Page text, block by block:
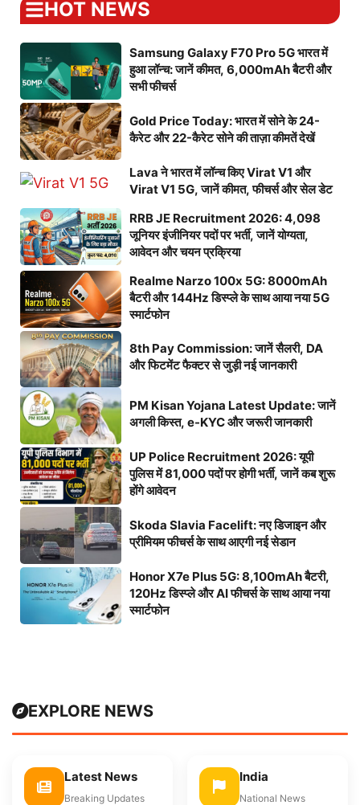
HOT NEWS
Samsung Galaxy F70 Pro 5G भारत में
हुआ लॉन्च: जानें कीमत, 6,000mAh बैटरी और
सभी फीचर्स
Gold Price Today: भारत में सोने के 24-
कैरेट और 22-कैरेट सोने की ताज़ा कीमतें देखें
Lava ने भारत में लॉन्च किए Virat V1 और
Virat V1 5G, जानें कीमत, फीचर्स और सेल डेट
RRB JE Recruitment 2026: 4,098
जूनियर इंजीनियर पदों पर भर्ती, जानें योग्यता,
आवेदन और चयन प्रक्रिया
Realme Narzo 100x 5G: 8000mAh
बैटरी और 144Hz डिस्प्ले के साथ आया नया 5G
स्मार्टफोन
8th Pay Commission: जानें सैलरी, DA
और फिटमेंट फैक्टर से जुड़ी नई जानकारी
PM Kisan Yojana Latest Update: जानें
अगली किस्त, e-KYC और जरूरी जानकारी
UP Police Recruitment 2026: यूपी
पुलिस में 81,000 पदों पर होगी भर्ती, जानें कब शुरू
होंगे आवेदन
Skoda Slavia Facelift: नए डिजाइन और
प्रीमियम फीचर्स के साथ आएगी नई सेडान
Honor X7e Plus 5G: 8,100mAh बैटरी,
120Hz डिस्प्ले और AI फीचर्स के साथ आया नया
स्मार्टफोन
EXPLORE NEWS
Latest News
Breaking Updates
India
National News